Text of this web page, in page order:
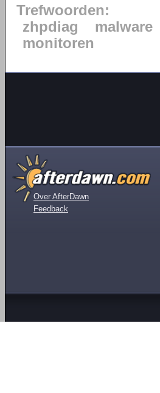
Trefwoorden:
zhpdiag
malware
monitoren
Over AfterDawn
Feedback